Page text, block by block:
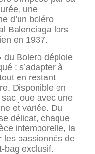
une
d’un boléro
Balenciaga lors
en 1937.
du Bolero déploie
: s’adapter à
en restant
Disponible en
joue avec une
et variée. Du
délicat, chaque
intemporelle, la
les passionnés de
bag exclusif.